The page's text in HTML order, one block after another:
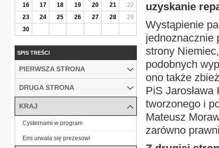
uzyskanie
Wystąpienie
jednoznacznie
strony
podobnych
ono także
PiS
tworzonego i
Mateusz
zarówno
16
17 18 19 20 21
22
23
24 25 26 27 28
29
30
SPIS TREŚCI
PIERWSZA STRONA
DRUGA STRONA
KRAJ
Cysternami w program
Emi urwała się prezesowi